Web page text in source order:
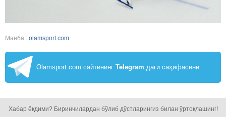
Манба : olamsport.com
Olamsport.com сайтининг Telegram даги саҳифасини
Хабар ёқдими? Биринчилардан бўлиб дўстларингиз билан ўртоқлашинг!